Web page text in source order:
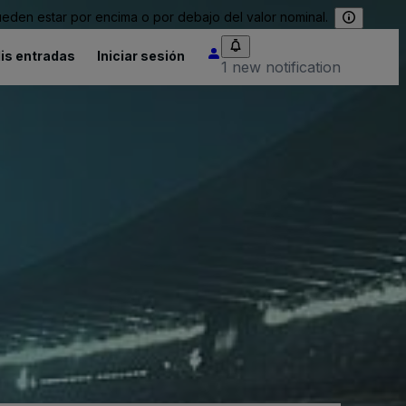
estar por encima o por debajo del valor nominal.
entradas Iniciar sesión
1 new notification